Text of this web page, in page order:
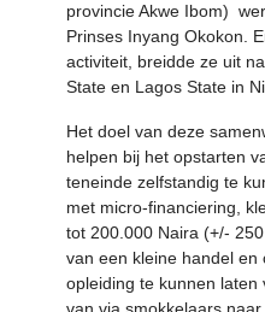
provincie Akwe Ibom)
Prinses Inyang Okokon.
activiteit, breidde ze uit
State en Lagos State in
Het doel van deze
helpen bij het opstarten
teneinde zelfstandig te
met micro-financiering,
tot 200.000 Naira (+/-
van een kleine handel en
opleiding te kunnen laten